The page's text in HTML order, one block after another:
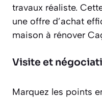
travaux réaliste.
une offre d’achat
maison à rénover
Visite et
Marquez les points